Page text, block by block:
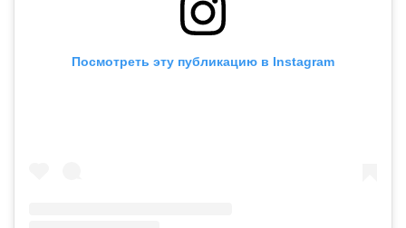
Посмотреть эту публикацию в Instagram